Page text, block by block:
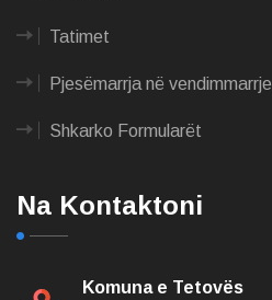
Tatimet
Pjesëmarrja në vendimmarrje
Shkarko Formularët
Na Kontaktoni
Komuna e Tetovës